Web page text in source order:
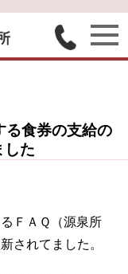
る食券の支給の
した
ＦＡＱ（源泉所
されてました。